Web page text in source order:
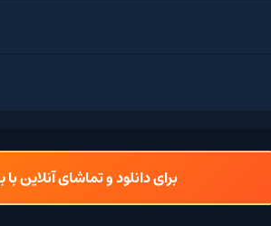
برای دانلود و تماشای آنلاین با بهترین